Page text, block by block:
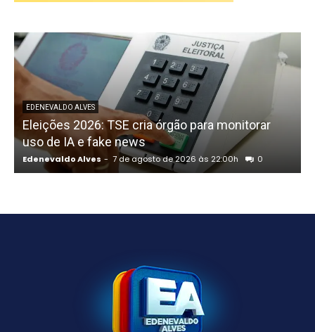
EDENEVALDO ALVES
Eleições 2026: TSE cria órgão para monitorar
uso de IA e fake news
Edenevaldo Alves - 7 de agosto de 2026 às 22:00h 0